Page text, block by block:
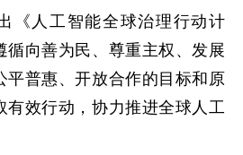
《人工智能全球治理行动计
循向善为民、尊重主权、发展
平普惠、开放合作的目标和原
有效行动，协力推进全球人工